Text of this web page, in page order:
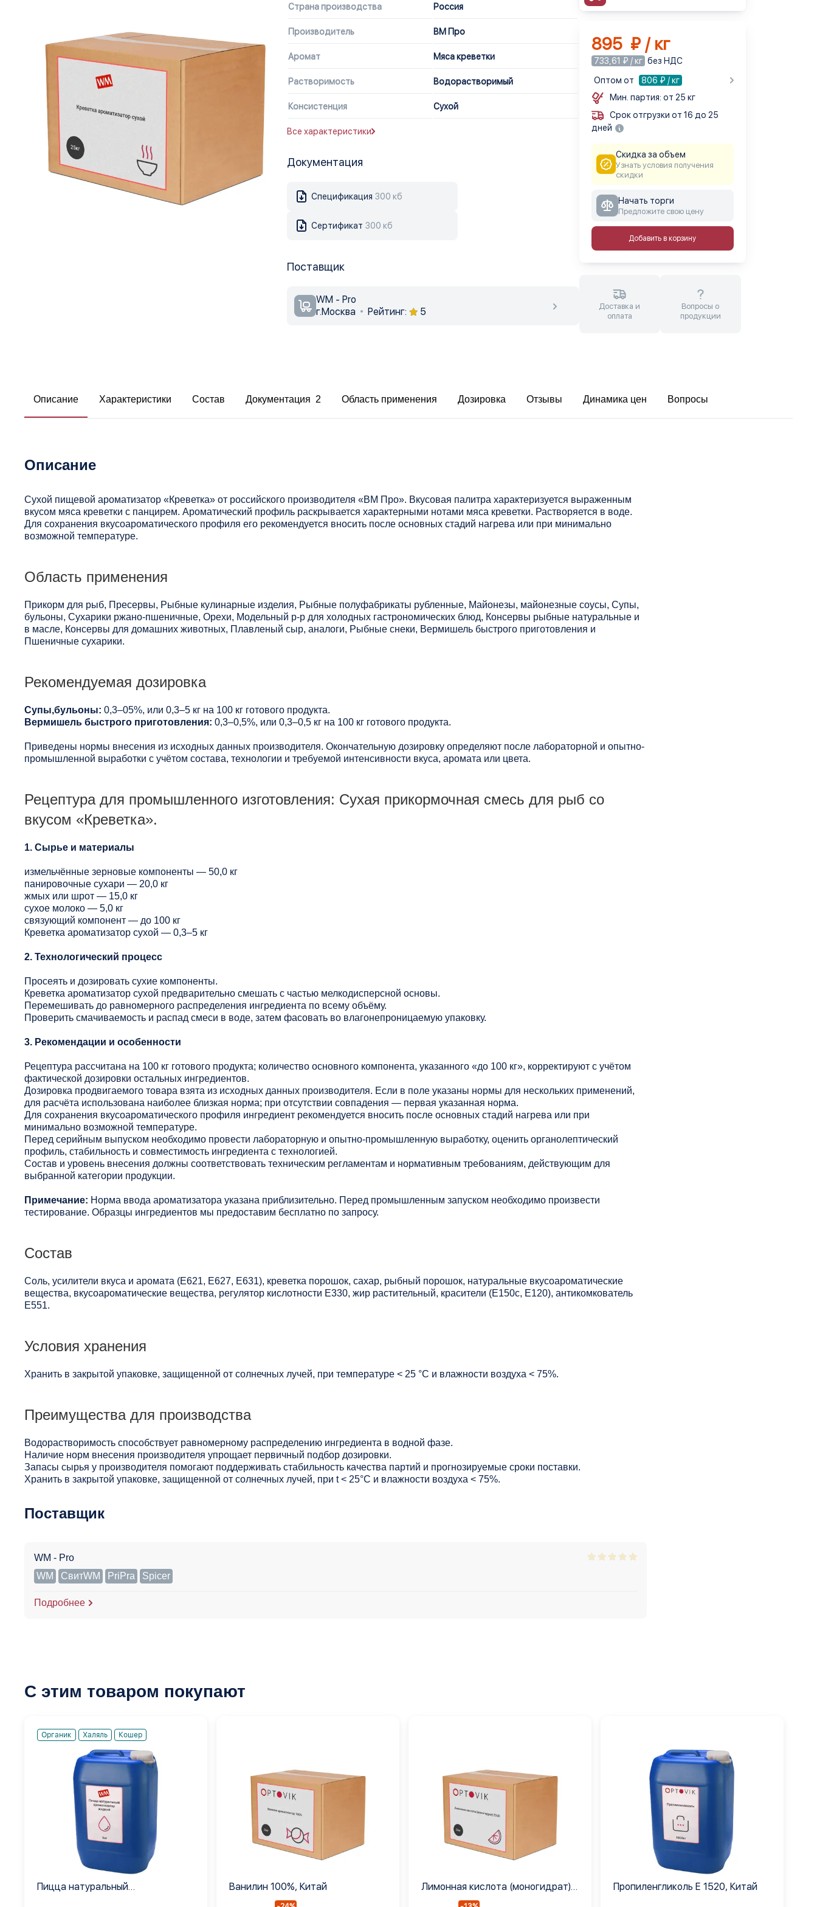
Страна производства Россия
Производитель ВМ Про
Аромат Мяса креветки
Растворимость Водорастворимый
Консистенция Сухой
Все характеристики
Документация
Спецификация 300 кб
Сертификат 300 кб
Поставщик
WM - Pro
г.Москва
Рейтинг: 5
895 ₽ / кг
733,61 ₽ / кг без НДС
Оптом от
806 ₽ / кг
Мин. партия: от 25 кг
Срок отгрузки от 16 до 25
дней
Скидка за объем
Узнать условия получения
скидки
Начать торги
Предложите свою цену
Добавить в корзину
Доставка и
оплата
Вопросы о
продукции
Описание Характеристики Состав Документация 2 Область применения Дозировка Отзывы Динамика цен Вопросы
Описание
Сухой пищевой ароматизатор «Креветка» от российского производителя «ВМ Про». Вкусовая палитра характеризуется выраженным
вкусом мяса креветки с панцирем. Ароматический профиль раскрывается характерными нотами мяса креветки. Растворяется в воде.
Для сохранения вкусоароматического профиля его рекомендуется вносить после основных стадий нагрева или при минимально
возможной температуре.
Область применения
Прикорм для рыб, Пресервы, Рыбные кулинарные изделия, Рыбные полуфабрикаты рубленные, Майонезы, майонезные соусы, Супы,
бульоны, Сухарики ржано-пшеничные, Орехи, Модельный р-р для холодных гастрономических блюд, Консервы рыбные натуральные и
в масле, Консервы для домашних животных, Плавленый сыр, аналоги, Рыбные снеки, Вермишель быстрого приготовления и
Пшеничные сухарики.
Рекомендуемая дозировка
Супы,бульоны: 0,3–05%, или 0,3–5 кг на 100 кг готового продукта.
Вермишель быстрого приготовления: 0,3–0,5%, или 0,3–0,5 кг на 100 кг готового продукта.
Приведены нормы внесения из исходных данных производителя. Окончательную дозировку определяют после лабораторной и опытно-
промышленной выработки с учётом состава, технологии и требуемой интенсивности вкуса, аромата или цвета.
Рецептура для промышленного изготовления: Сухая прикормочная смесь для рыб со
вкусом «Креветка».
1. Сырье и материалы
измельчённые зерновые компоненты — 50,0 кг
панировочные сухари — 20,0 кг
жмых или шрот — 15,0 кг
сухое молоко — 5,0 кг
связующий компонент — до 100 кг
Креветка ароматизатор сухой — 0,3–5 кг
2. Технологический процесс
Просеять и дозировать сухие компоненты.
Креветка ароматизатор сухой предварительно смешать с частью мелкодисперсной основы.
Перемешивать до равномерного распределения ингредиента по всему объёму.
Проверить смачиваемость и распад смеси в воде, затем фасовать во влагонепроницаемую упаковку.
3. Рекомендации и особенности
Рецептура рассчитана на 100 кг готового продукта; количество основного компонента, указанного «до 100 кг», корректируют с учётом
фактической дозировки остальных ингредиентов.
Дозировка продвигаемого товара взята из исходных данных производителя. Если в поле указаны нормы для нескольких применений,
для расчёта использована наиболее близкая норма; при отсутствии совпадения — первая указанная норма.
Для сохранения вкусоароматического профиля ингредиент рекомендуется вносить после основных стадий нагрева или при
минимально возможной температуре.
Перед серийным выпуском необходимо провести лабораторную и опытно-промышленную выработку, оценить органолептический
профиль, стабильность и совместимость ингредиента с технологией.
Состав и уровень внесения должны соответствовать техническим регламентам и нормативным требованиям, действующим для
выбранной категории продукции.
Примечание: Норма ввода ароматизатора указана приблизительно. Перед промышленным запуском необходимо произвести
тестирование. Образцы ингредиентов мы предоставим бесплатно по запросу.
Состав
Соль, усилители вкуса и аромата (Е621, Е627, Е631), креветка порошок, сахар, рыбный порошок, натуральные вкусоароматические
вещества, вкусоароматические вещества, регулятор кислотности Е330, жир растительный, красители (Е150с, Е120), антикомкователь
Е551.
Условия хранения
Хранить в закрытой упаковке, защищенной от солнечных лучей, при температуре < 25 °C и влажности воздуха < 75%.
Преимущества для производства
Водорастворимость способствует равномерному распределению ингредиента в водной фазе.
Наличие норм внесения производителя упрощает первичный подбор дозировки.
Запасы сырья у производителя помогают поддерживать стабильность качества партий и прогнозируемые сроки поставки.
Хранить в закрытой упаковке, защищенной от солнечных лучей, при t < 25°С и влажности воздуха < 75%.
Поставщик
WM - Pro
WM
СвитWM PriPra Spicer
Подробнее
С этим товаром покупают
Органик Халяль Кошер
Пицца натуральный
Ванилин 100%, Китай
Лимонная кислота (моногидрат)
Пропиленгликоль Е 1520, Китай